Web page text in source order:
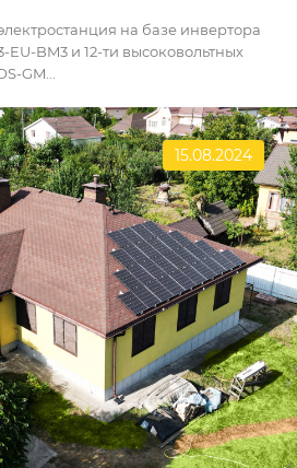
на базе инвертора
EU-BM3 и 12-ти высоковольтных
GM...
15.08.2024